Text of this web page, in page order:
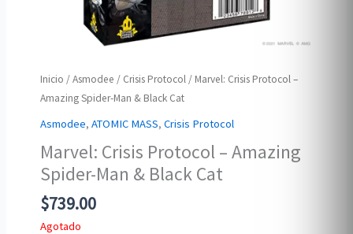
Inicio /Asmodee / Crisis Protocol / Marvel: Crisis Protocol –
Amazing Spider-Man & Black Cat
Asmodee,ATOMIC MASS,Crisis Protocol
Marvel: Crisis Protocol – Amazing
Spider-Man & Black Cat
$739.00
Agotado